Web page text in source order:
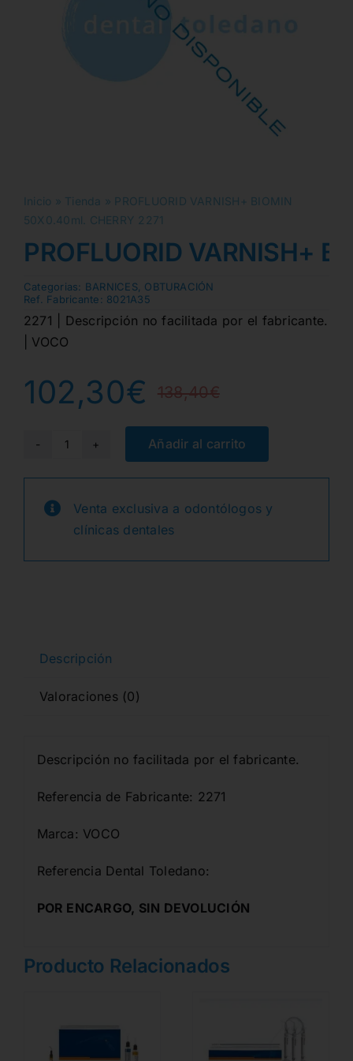
Inicio » Tienda » PROFLUORID VARNISH+ BIOMIN
50X0.40ml. CHERRY 2271
PROFLUORID VARNISH+
Categorias: BARNICES, OBTURACIÓN
Ref. Fabricante: 8021A35
2271 | Descripción no facilitada por el fabricante.
| VOCO
138,40€El
precio
original
era:
138,40€.
102,30€
El
precio
actual
es:
102,30€.
PROFLUORID
VARNISH+
50X0.40ml.
CHERRY
2271
Añadir al carrito
Venta exclusiva a odontólogos y
clínicas dentales
Descripción
Valoraciones (0)
Descripción no facilitada por el fabricante.
Referencia de Fabricante: 2271
Marca: VOCO
Referencia Dental Toledano:
POR ENCARGO, SIN DEVOLUCIÓN
Producto Relacionados